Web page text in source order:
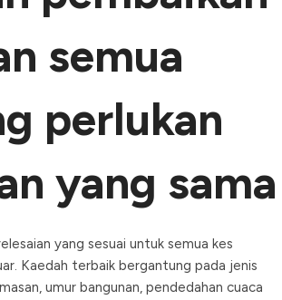
semua
perlukan
yang sama
yang sesuai untuk semua kes
Kaedah terbaik bergantung pada jenis
umur bangunan, pendedahan cuaca